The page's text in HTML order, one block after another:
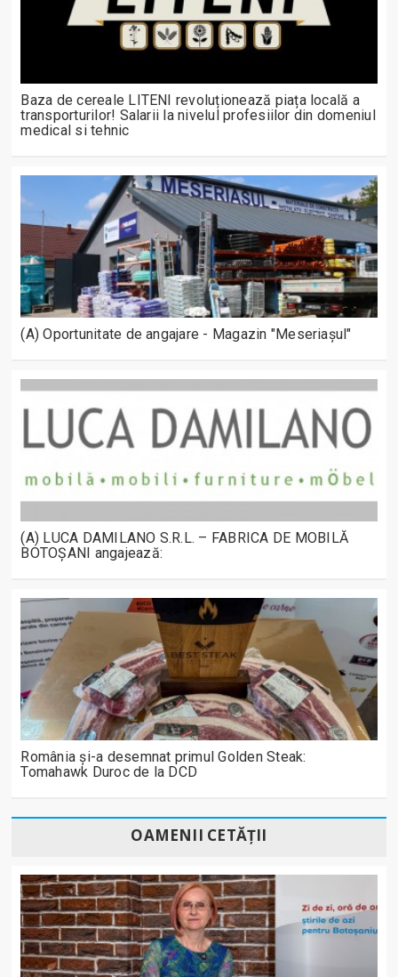
Baza de cereale LITENI revoluționează piața locală a
transporturilor! Salarii la nivelul profesiilor din domeniul
medical si tehnic
(A) Oportunitate de angajare - Magazin "Meseriașul"
(A) LUCA DAMILANO S.R.L. – FABRICA DE MOBILĂ
BOTOȘANI angajează:
România și-a desemnat primul Golden Steak:
Tomahawk Duroc de la DCD
OAMENII CETĂȚII